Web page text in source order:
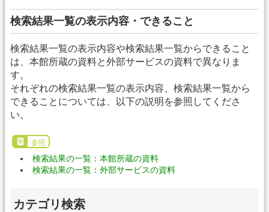
検索結果一覧の表示内容・できること
検索結果一覧の表示内容や検索結果一覧からできること
は、本館所蔵の資料と外部サービスの資料で異なりま
す。
それぞれの検索結果一覧の表示内容、検索結果一覧から
できることについては、以下の説明を参照してくださ
い。
参照
検索結果の一覧：本館所蔵の資料
検索結果の一覧：外部サービスの資料
カテゴリ検索